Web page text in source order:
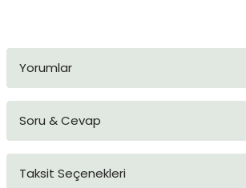
Yorumlar
Soru & Cevap
Taksit Seçenekleri